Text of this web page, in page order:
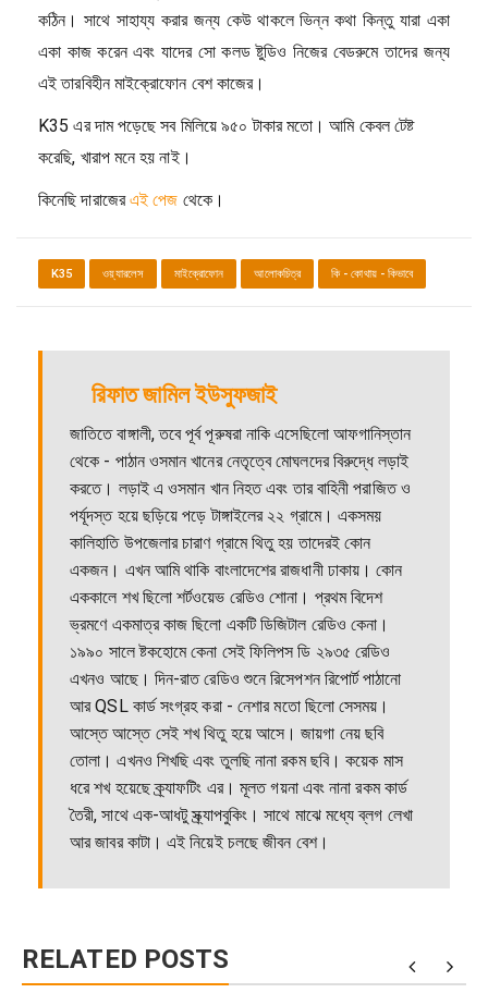
কঠিন। সাথে সাহায্য করার জন্য কেউ থাকলে ভিন্ন কথা কিন্তু যারা একা
একা কাজ করেন এবং যাদের সো কলড ষ্টুডিও নিজের বেডরুমে তাদের জন্য
এই তারবিহীন মাইক্রোফোন বেশ কাজের।
K35 এর দাম পড়েছে সব মিলিয়ে ৯৫০ টাকার মতো। আমি কেবল টেষ্ট
করেছি, খারাপ মনে হয় নাই।
কিনেছি দারাজেরএই পেজ থেকে।
K35 ওয়্যারলেস মাইক্রোফোন আলোকচিত্র কি - কোথায় - কিভাবে
রিফাত জামিল ইউসুফজাই
জাতিতে বাঙ্গালী, তবে পূর্ব পূরুষরা নাকি এসেছিলো আফগানিস্তান
থেকে - পাঠান ওসমান খানের নেতৃত্বে মোঘলদের বিরুদ্ধে লড়াই
করতে। লড়াই এ ওসমান খান নিহত এবং তার বাহিনী পরাজিত ও
পর্যূদস্ত হয়ে ছড়িয়ে পড়ে টাঙ্গাইলের ২২ গ্রামে। একসময়
কালিহাতি উপজেলার চারাণ গ্রামে থিতু হয় তাদেরই কোন
একজন। এখন আমি থাকি বাংলাদেশের রাজধানী ঢাকায়। কোন
এককালে শখ ছিলো শর্টওয়েভ রেডিও শোনা। প্রথম বিদেশ
ভ্রমণে একমাত্র কাজ ছিলো একটি ডিজিটাল রেডিও কেনা।
১৯৯০ সালে ষ্টকহোমে কেনা সেই ফিলিপস ডি ২৯৩৫ রেডিও
এখনও আছে। দিন-রাত রেডিও শুনে রিসেপশন রিপোর্ট পাঠানো
আর QSL কার্ড সংগ্রহ করা - নেশার মতো ছিলো সেসময়।
আস্তে আস্তে সেই শখ থিতু হয়ে আসে। জায়গা নেয় ছবি
তোলা। এখনও শিখছি এবং তুলছি নানা রকম ছবি। কয়েক মাস
ধরে শখ হয়েছে ক্র্যাফটিং এর। মূলত গয়না এবং নানা রকম কার্ড
তৈরী, সাথে এক-আধটু স্ক্র্যাপবুকিং। সাথে মাঝে মধ্যে ব্লগ লেখা
আর জাবর কাটা। এই নিয়েই চলছে জীবন বেশ।
RELATED POSTS